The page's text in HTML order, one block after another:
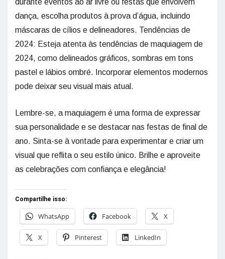
durante eventos ao ar livre ou festas que envolvem
dança, escolha produtos à prova d’água, incluindo
máscaras de cílios e delineadores. Tendências de
2024: Esteja atenta às tendências de maquiagem de
2024, como delineados gráficos, sombras em tons
pastel e lábios ombré. Incorporar elementos modernos
pode deixar seu visual mais atual.
Lembre-se, a maquiagem é uma forma de expressar
sua personalidade e se destacar nas festas de final de
ano. Sinta-se à vontade para experimentar e criar um
visual que reflita o seu estilo único. Brilhe e aproveite
as celebrações com confiança e elegância!
Compartilhe isso:
WhatsApp
Facebook X
X Pinterest LinkedIn